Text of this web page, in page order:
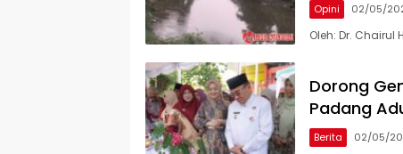
Opini 02/05/
Oleh: Dr. Chairul
Dorong
Padang
Berita 02/05/